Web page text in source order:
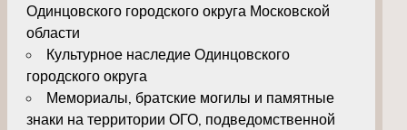
Одинцовского городского округа Московской
области
Культурное наследие Одинцовского
городского округа
Мемориалы, братские могилы и памятные
знаки на территории ОГО, подведомственной